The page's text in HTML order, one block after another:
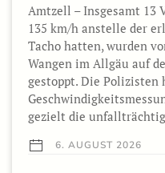
Amtzell – Insgesamt 13
135 km/h anstelle der
Tacho hatten, wurden
Wangen im Allgäu auf
gestoppt. Die
gezielt die
6. AUGUST 2026